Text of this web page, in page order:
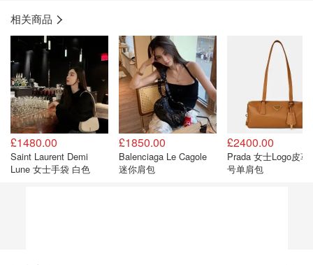
相关商品
£1480.00
Saint Laurent Demi
Lune 女士手袋 白色
£1850.00
Balenciaga Le Cagole
迷你肩包
£2400.00
Prada 女士Logo皮革
号单肩包